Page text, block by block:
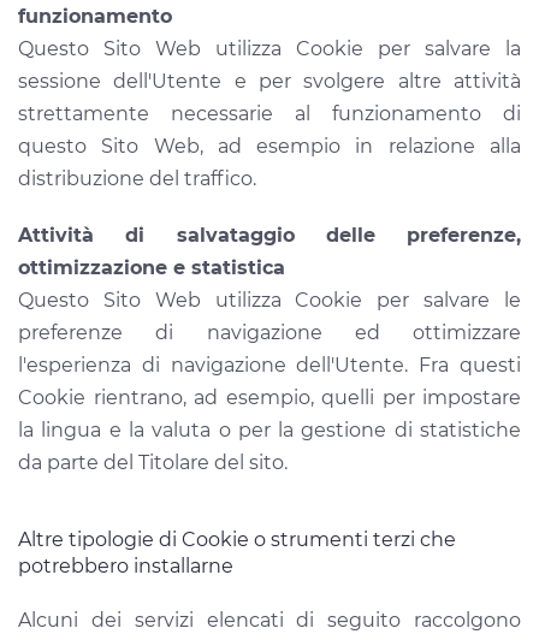
funzionamento
Questo Sito Web utilizza Cookie per salvare la
sessione dell'Utente e per svolgere altre attività
strettamente necessarie al funzionamento di
questo Sito Web, ad esempio in relazione alla
distribuzione del traffico.
Attività di salvataggio delle preferenze,
ottimizzazione e statistica
Questo Sito Web utilizza Cookie per salvare le
preferenze di navigazione ed ottimizzare
l'esperienza di navigazione dell'Utente. Fra questi
Cookie rientrano, ad esempio, quelli per impostare
la lingua e la valuta o per la gestione di statistiche
da parte del Titolare del sito.
Altre tipologie di Cookie o strumenti terzi che
potrebbero installarne
Alcuni dei servizi elencati di seguito raccolgono